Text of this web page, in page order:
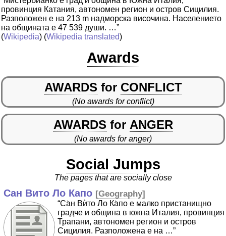
провинция Катания, автономен регион и остров Сицилия.
Разположен е на 213 m надморска височина. Населението
на общината е 47 539 души. …”
(Wikipedia) (Wikipedia translated)
Awards
AWARDS for CONFLICT
(No awards for conflict)
AWARDS for ANGER
(No awards for anger)
Social Jumps
The pages that are socially close
Сан Вито Ло Капо [Geography]
“Са̀н Вѝто Ло Ка̀по е малко пристанищно
градче и община в южна Италия, провинция
Трапани, автономен регион и остров
Сицилия. Разположена е на …”